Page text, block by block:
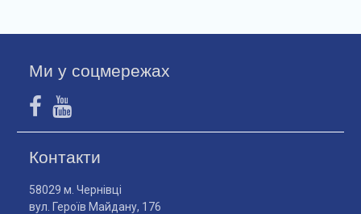
Ми у соцмережах
Контакти
58029 м. Чернівці
вул. Героїв Майдану, 176